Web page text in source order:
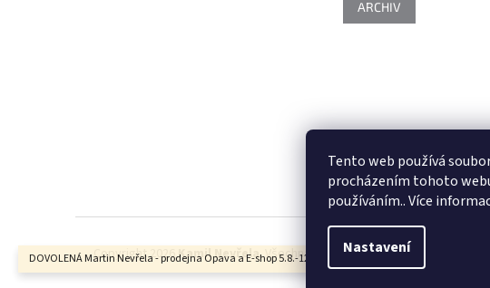
Tento web používá
procházením tohoto
používáním.. Více
Nastavení
DOVOLENÁ Martin Nevřela - prodejna Opava a E-shop 5.8.-12.8.
ARCHIV
Copyright 2026Kamil Nevřela. Všechna práva vyhrazena.